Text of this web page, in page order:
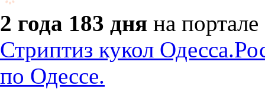
2 года 183 дня на портале
Стриптиз кукол
по Одессе.